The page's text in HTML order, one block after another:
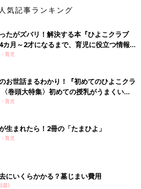
気記事ランキング
たがズバリ！解決する本『ひよこクラブ
月～2才になるまで、育児に役立つ情報が
育児
お世話まるわかり！『初めてのひよこクラ
巻頭大特集〉初めての授乳がうまくい
い・ミルクの基本と夏のトラブル 解決テ
育児
生まれたら！2冊の「たまひよ」
育児
にいくらかかる？墓じまい費用
題)